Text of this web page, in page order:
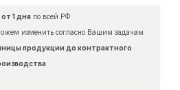
от 1 дняпо всей РФ
изменить согласно Вашим задачам
продукции до контрактного